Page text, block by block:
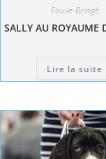
Fauve-Bringé
SALLY AU ROYAUME
Lire la suite